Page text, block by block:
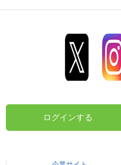
ログインする